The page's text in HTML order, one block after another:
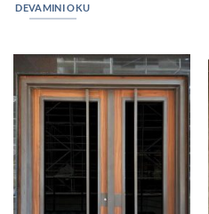
DEVAMINI OKU